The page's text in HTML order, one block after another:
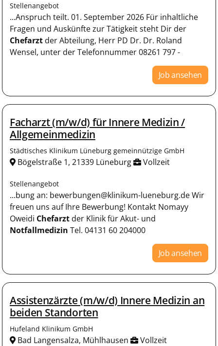
Stellenangebot
...Anspruch teilt. 01. September 2026 Für inhaltliche
Fragen und Auskünfte zur Tätigkeit steht Dir der
Chefarzt der Abteilung, Herr PD Dr. Dr. Roland
Wensel, unter der Telefonnummer 08261 797 -
Job ansehen
Facharzt (m/w/d) für Innere Medizin /
Allgemeinmedizin
Städtisches Klinikum Lüneburg gemeinnützige GmbH
Bögelstraße 1, 21339 Lüneburg Vollzeit
Stellenangebot
...bung an: bewerbungen@klinikum-lueneburg.de Wir
freuen uns auf Ihre Bewerbung! Kontakt Nomayy
Oweidi Chefarzt der Klinik für Akut- und
Notfallmedizin Tel. 04131 60 204000
Job ansehen
Assistenzärzte (m/w/d) Innere Medizin an
beiden Standorten
Hufeland Klinikum GmbH
Bad Langensalza, Mühlhausen Vollzeit